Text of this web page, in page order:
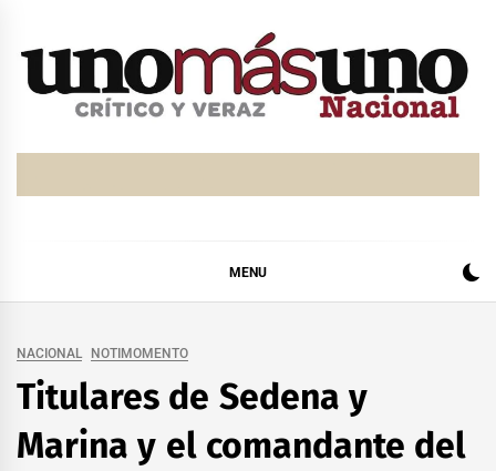
MENU
NACIONAL NOTIMOMENTO
Titulares de Sedena y
Marina y el comandante del